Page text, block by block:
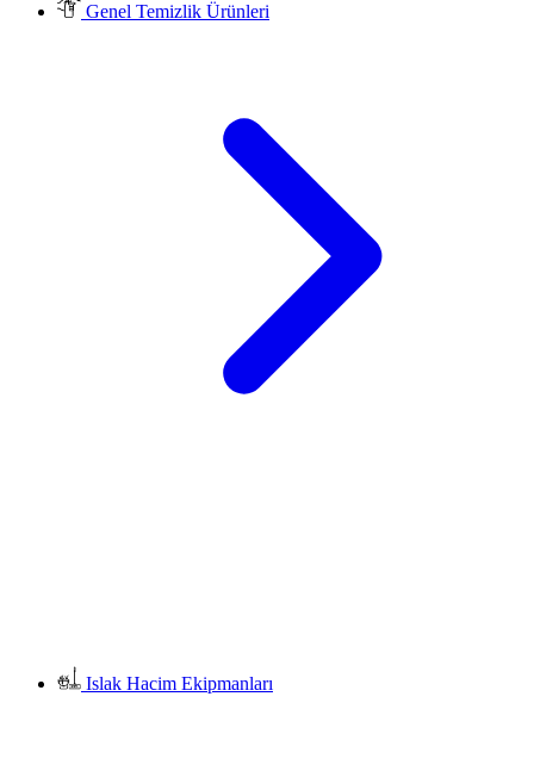
Genel Temizlik Ürünleri
Islak Hacim Ekipmanları